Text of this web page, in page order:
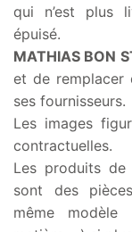
qui n’est plus
épuisé.
MATHIAS BON
et de remplacer
ses fournisseurs.
Les images
contractuelles.
Les produits de
sont des
même